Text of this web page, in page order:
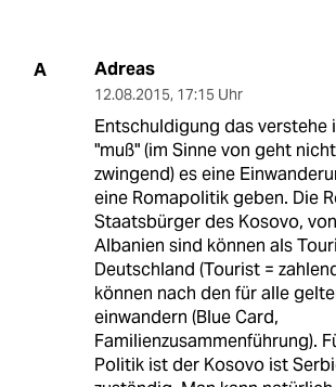
A Adreas
12.08.2015, 17:15 Uhr
Entschuldigung das verstehe
"muß" (im Sinne von geht
zwingend) es eine
eine Romapolitik geben. Die
Staatsbürger des Kosovo,
Albanien sind können als
Deutschland (Tourist =
können nach den für alle
einwandern (Blue Card,
Familienzusammenführung).
Politik ist der Kosovo ist